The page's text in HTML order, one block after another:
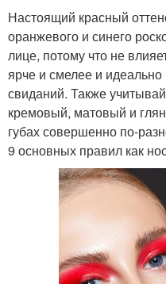
Настоящий красный
оранжевого и синего
лице, потому что не
ярче и смелее и
свиданий. Также
кремовый, матовый и
губах совершенно по-
9 основных правил как